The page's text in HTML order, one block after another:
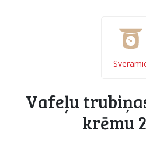
Vafeļu
krēmu